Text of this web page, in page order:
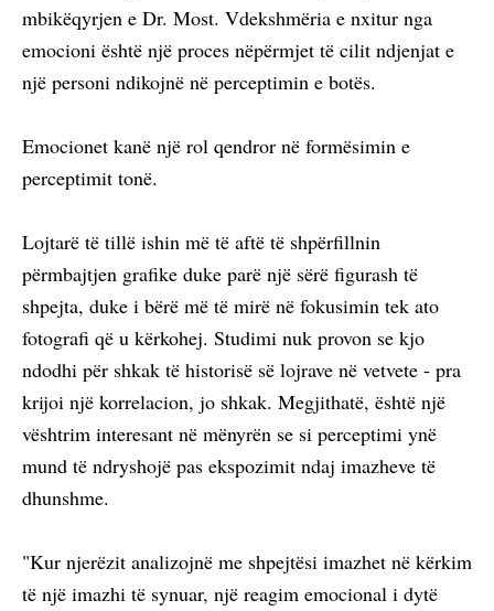
mbikëqyrjen e Dr. Most. Vdekshmëria e nxitur nga
emocioni është një proces nëpërmjet të cilit ndjenjat e
një personi ndikojnë në perceptimin e botës.
Emocionet kanë një rol qendror në formësimin e
perceptimit tonë.
Lojtarë të tillë ishin më të aftë të shpërfillnin
përmbajtjen grafike duke parë një sërë figurash të
shpejta, duke i bërë më të mirë në fokusimin tek ato
fotografi që u kërkohej. Studimi nuk provon se kjo
ndodhi për shkak të historisë së lojrave në vetvete - pra
krijoi një korrelacion, jo shkak. Megjithatë, është një
vështrim interesant në mënyrën se si perceptimi ynë
mund të ndryshojë pas ekspozimit ndaj imazheve të
dhunshme.
"Kur njerëzit analizojnë me shpejtësi imazhet në kërkim
të një imazhi të synuar, një reagim emocional i dytë